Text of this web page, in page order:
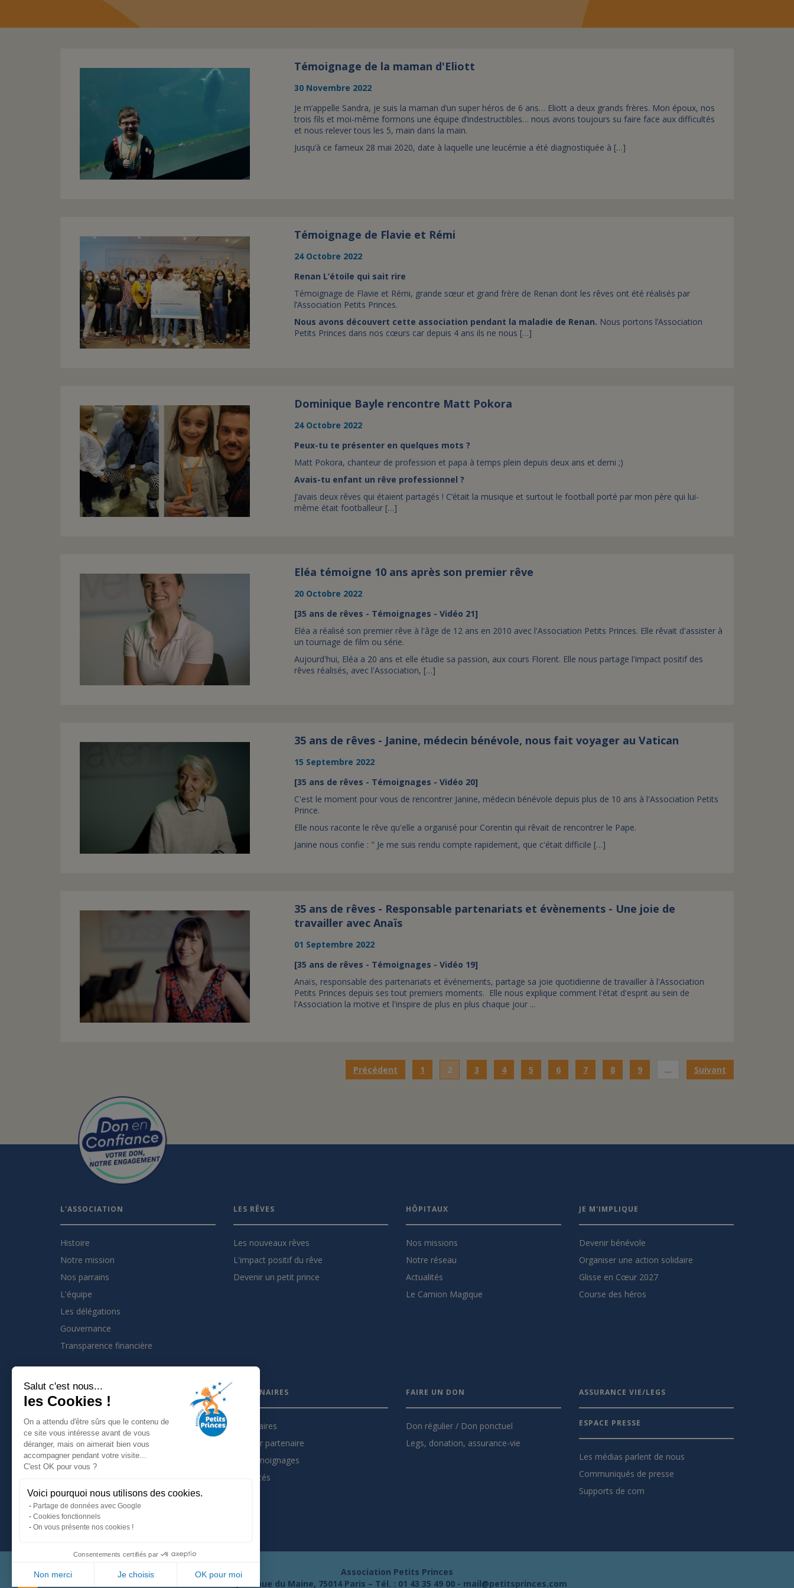
Salut c'est nous...
les Cookies !
On a attendu d'être sûrs que le contenu de
ce site vous intéresse avant de vous
déranger, mais on aimerait bien vous
accompagner pendant votre visite...
C'est OK pour vous ?
Voici pourquoi nous utilisons des cookies.
Partage de données avec Google
Cookies fonctionnels
On vous présente nos cookies !
Consentements certifiés par
Non merci Je choisis OK pour moi
Témoignage de la maman d'Eliott
30 Novembre 2022
Je m’appelle Sandra, je suis la maman d’un super héros de 6 ans… Eliott a deux grands frères. Mon époux, nos
trois fils et moi-même formons une équipe d’indestructibles… nous avons toujours su faire face aux difficultés
et nous relever tous les 5, main dans la main.
Jusqu’à ce fameux 28 mai 2020, date à laquelle une leucémie a été diagnostiquée à […]
Témoignage de Flavie et Rémi
24 Octobre 2022
Renan L’étoile qui sait rire
Témoignage de Flavie et Rémi, grande sœur et grand frère de Renan dont les rêves ont été réalisés par
l’Association Petits Princes.
Nous avons découvert cette association pendant la maladie de Renan. Nous portons l’Association
Petits Princes dans nos cœurs car depuis 4 ans ils ne nous […]
Dominique Bayle rencontre Matt Pokora
24 Octobre 2022
Peux-tu te présenter en quelques mots ?
Matt Pokora, chanteur de profession et papa à temps plein depuis deux ans et demi ;)
Avais-tu enfant un rêve professionnel ?
J’avais deux rêves qui étaient partagés ! C’était la musique et surtout le football porté par mon père qui lui-
même était footballeur […]
Eléa témoigne 10 ans après son premier rêve
20 Octobre 2022
[35 ans de rêves - Témoignages - Vidéo 21]
Eléa a réalisé son premier rêve à l'âge de 12 ans en 2010 avec l'Association Petits Princes. Elle rêvait d'assister à
un tournage de film ou série.
Aujourd'hui, Eléa a 20 ans et elle étudie sa passion, aux cours Florent. Elle nous partage l'impact positif des
rêves réalisés, avec l'Association, […]
35 ans de rêves - Janine, médecin bénévole, nous fait voyager au Vatican
15 Septembre 2022
[35 ans de rêves - Témoignages - Vidéo 20]
C'est le moment pour vous de rencontrer Janine, médecin bénévole depuis plus de 10 ans à l'Association Petits
Prince.
Elle nous raconte le rêve qu'elle a organisé pour Corentin qui rêvait de rencontrer le Pape.
Janine nous confie : " Je me suis rendu compte rapidement, que c'était difficile […]
35 ans de rêves - Responsable partenariats et évènements - Une joie de
travailler avec Anaïs
01 Septembre 2022
[35 ans de rêves - Témoignages - Vidéo 19]
Anaïs, responsable des partenariats et événements, partage sa joie quotidienne de travailler à l'Association
Petits Princes depuis ses tout premiers moments. Elle nous explique comment l'état d'esprit au sein de
l'Association la motive et l'inspire de plus en plus chaque jour ...
Précédent 1 2 3 4 5 6 7 8 9 … Suivant
L'ASSOCIATION
Histoire
Notre mission
Nos parrains
L'équipe
Les délégations
Gouvernance
Transparence financière
LES RÊVES
Les nouveaux rêves
L'impact positif du rêve
Devenir un petit prince
HÔPITAUX
Nos missions
Notre réseau
Actualités
Le Camion Magique
JE M'IMPLIQUE
Devenir bénévole
Organiser une action solidaire
Glisse en Cœur 2027
Course des héros
INSCRIVEZ VOUS À LA NEWSLETTER
Je m'inscris à la newsletter
Suivez nous sur :
Mentions légales
Politique de confidentialité
PARTENAIRES
Partenaires
Devenir partenaire
Les témoignages
Actualités
FAIRE UN DON
Don régulier / Don ponctuel
Legs, donation, assurance-vie
ASSURANCE VIE/LEGS
ESPACE PRESSE
Les médias parlent de nous
Communiqués de presse
Supports de com
Association Petits Princes
66, avenue du Maine, 75014 Paris – Tél. : 01 43 35 49 00 - mail@petitsprinces.com